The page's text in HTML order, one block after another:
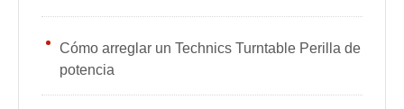
Cómo arreglar un Technics Turntable Perilla de
potencia